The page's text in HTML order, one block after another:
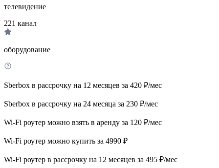
телевидение
221 канал
оборудование
Sberbox в рассрочку на 12 месяцев за 420 ₽/мес
Sberbox в рассрочку на 24 месяца за 230 ₽/мес
Wi-Fi роутер можно взять в аренду за 120 ₽/мес
Wi-Fi роутер можно купить за 4990 ₽
Wi-Fi роутер в рассрочку на 12 месяцев за 495 ₽/мес